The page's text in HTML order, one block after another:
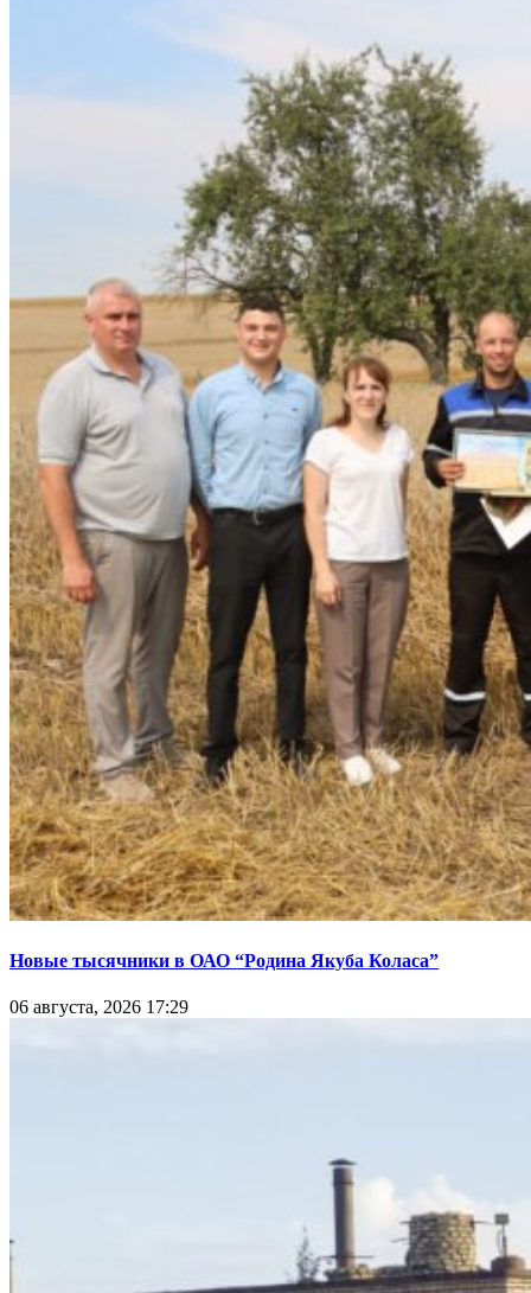
Новые тысячники в ОАО “Родина Якуба Коласа”
06 августа, 2026 17:29